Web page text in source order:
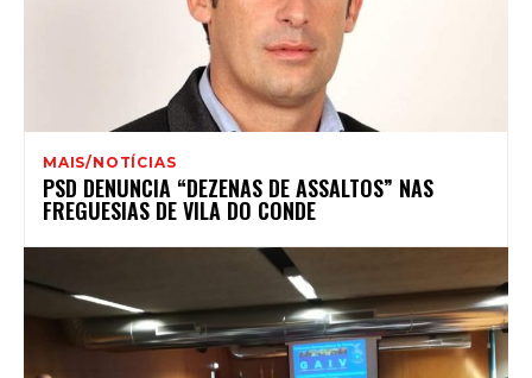
MAIS/NOTÍCIAS
PSD DENUNCIA “DEZENAS DE ASSALTOS” NAS
FREGUESIAS DE VILA DO CONDE